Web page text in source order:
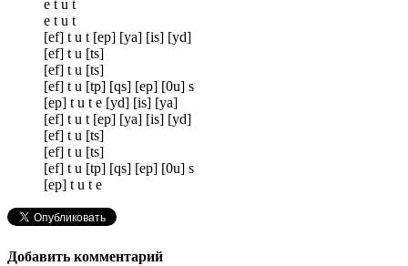
e t u t
e t u t
[ef] t u t [ep] [ya] [is] [yd]
[ef] t u [ts]
[ef] t u [ts]
[ef] t u [tp] [qs] [ep] [0u] s
[ep] t u t e [yd] [is] [ya]
[ef] t u t [ep] [ya] [is] [yd]
[ef] t u [ts]
[ef] t u [ts]
[ef] t u [tp] [qs] [ep] [0u] s
[ep] t u t e
Добавить комментарий